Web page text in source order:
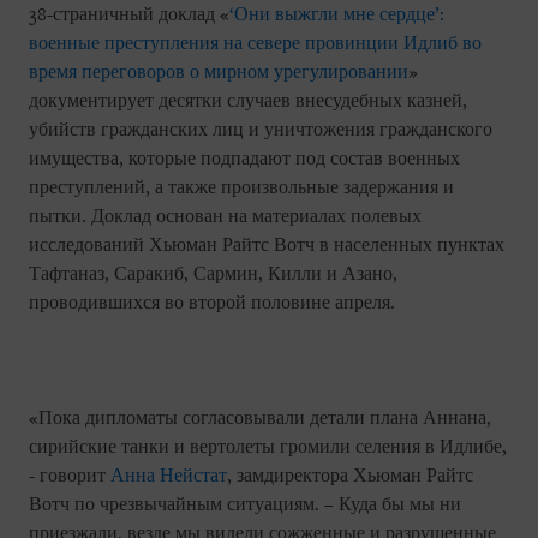
38-страничный доклад «‘Они выжгли мне сердце’:
военные преступления на севере провинции Идлиб во
время переговоров о мирном урегулировании»
документирует десятки случаев внесудебных казней,
убийств гражданских лиц и уничтожения гражданского
имущества, которые подпадают под состав военных
преступлений, а также произвольные задержания и
пытки. Доклад основан на материалах полевых
исследований Хьюман Райтс Вотч в населенных пунктах
Тафтаназ, Саракиб, Сармин, Килли и Азано,
проводившихся во второй половине апреля.
«Пока дипломаты согласовывали детали плана Аннана,
сирийские танки и вертолеты громили селения в Идлибе,
- говорит Анна Нейстат, замдиректора Хьюман Райтс
Вотч по чрезвычайным ситуациям. – Куда бы мы ни